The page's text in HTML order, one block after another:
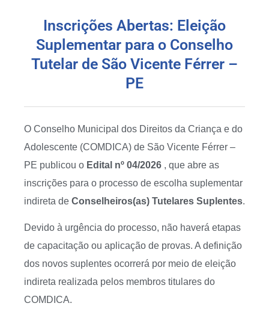
Inscrições Abertas: Eleição
Suplementar para o Conselho
Tutelar de São Vicente Férrer –
PE
O Conselho Municipal dos Direitos da Criança e do
Adolescente (COMDICA) de São Vicente Férrer –
PE publicou o Edital nº 04/2026 , que abre as
inscrições para o processo de escolha suplementar
indireta de Conselheiros(as) Tutelares Suplentes.
Devido à urgência do processo, não haverá etapas
de capacitação ou aplicação de provas. A definição
dos novos suplentes ocorrerá por meio de eleição
indireta realizada pelos membros titulares do
COMDICA.